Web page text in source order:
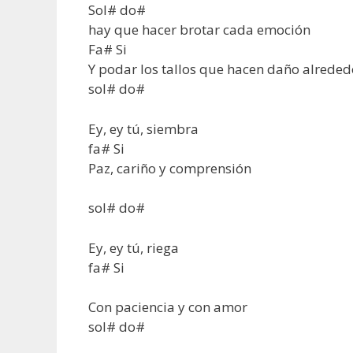
Sol# do#
hay que hacer brotar cada emoción
Fa# Si
Y podar los tallos que hacen daño
sol# do#
Ey, ey tú, siembra
fa# Si
Paz, cariño y comprensión
sol# do#
Ey, ey tú, riega
fa# Si
Con paciencia y con amor
sol# do#